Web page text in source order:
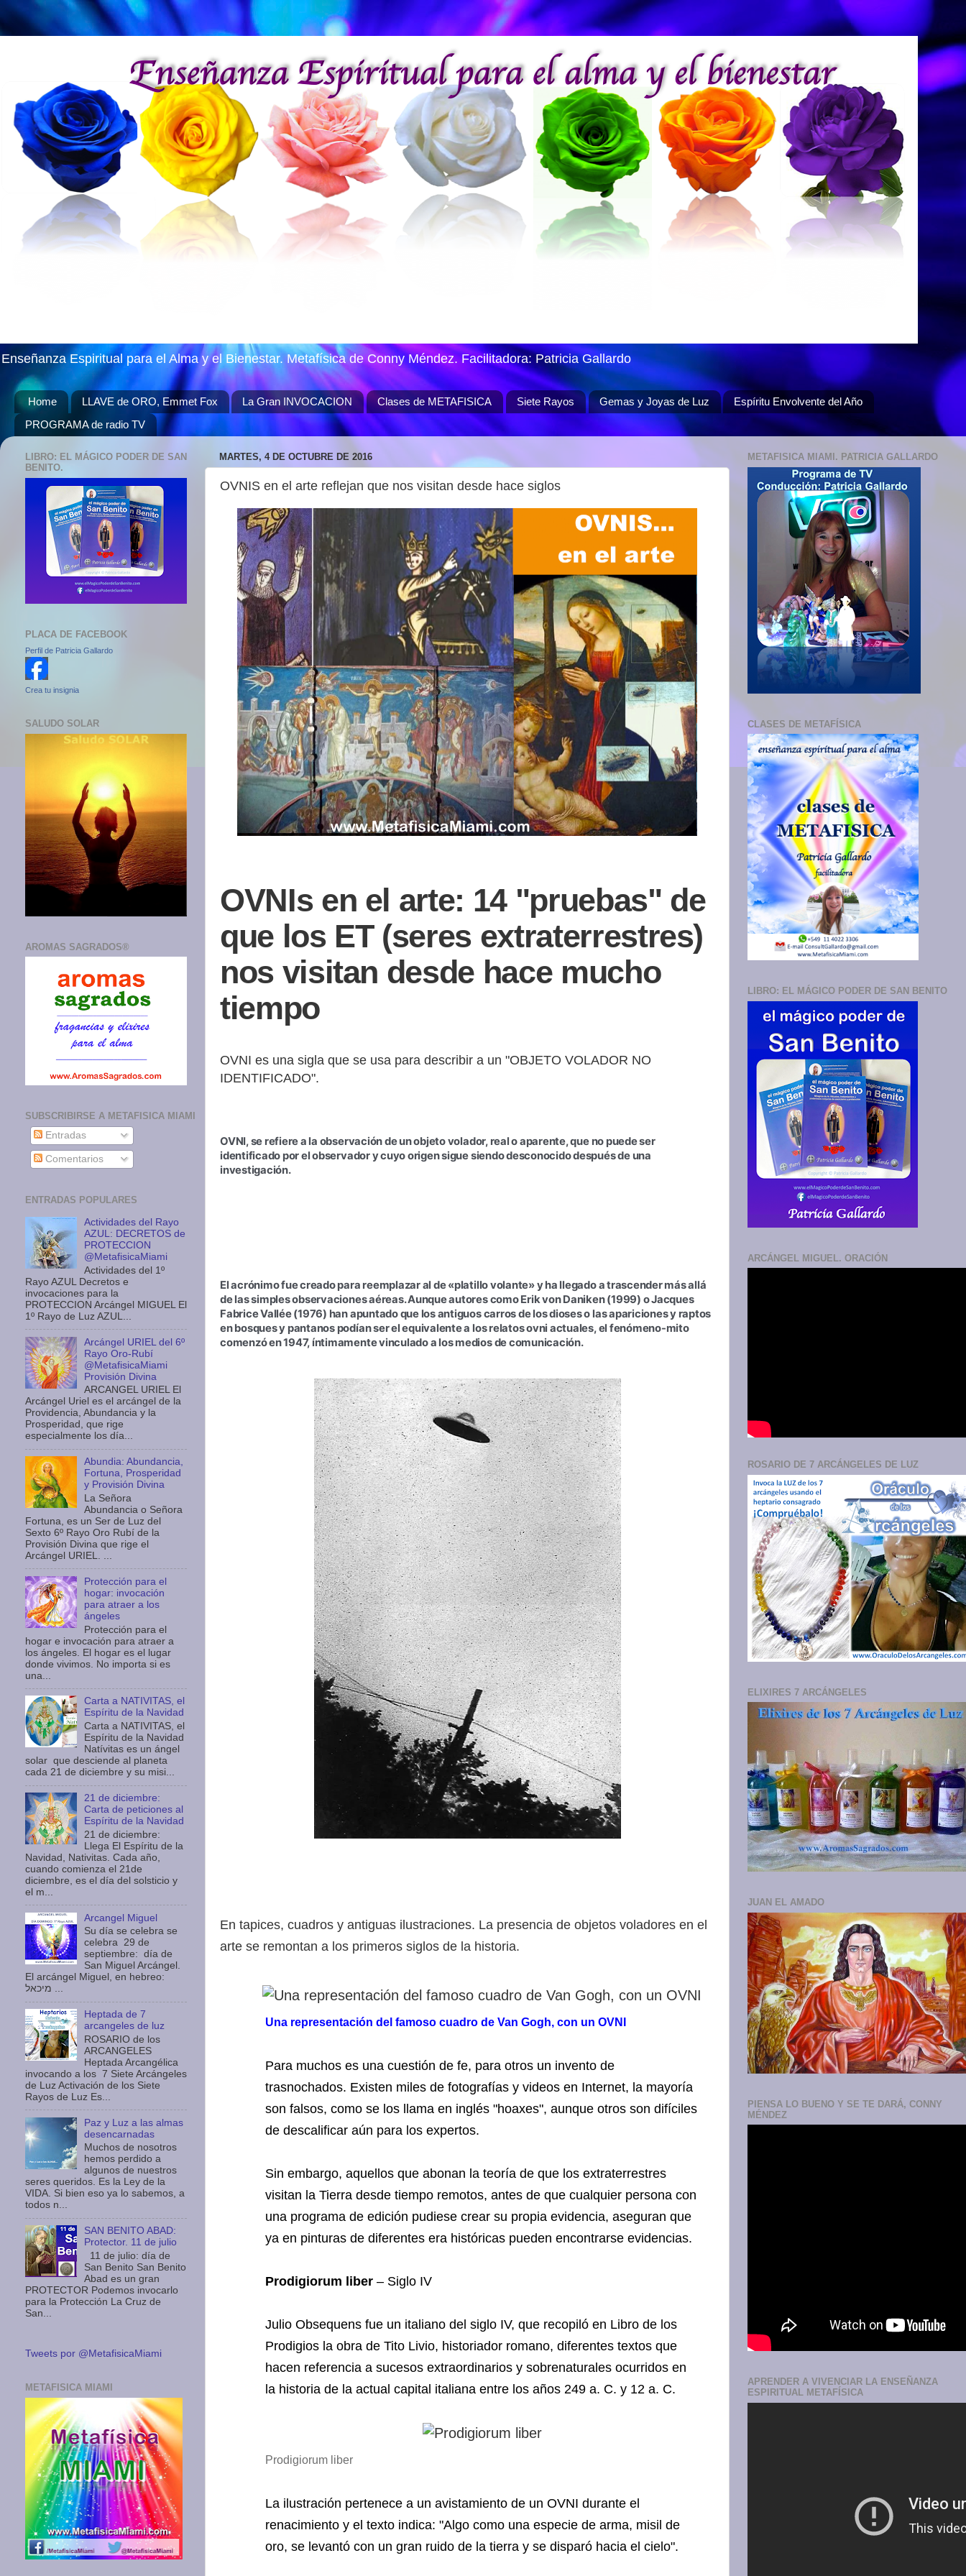
Enseñanza Espiritual para el Alma y el Bienestar. Metafísica de Conny Méndez. Facilitadora: Patricia Gallardo
Home LLAVE de ORO, Emmet Fox La Gran INVOCACION Clases de METAFISICA Siete Rayos Gemas y Joyas de Luz
Espíritu Envolvente del Año
PROGRAMA de radio TV
MARTES, 4 DE OCTUBRE DE 2016
OVNIS en el arte reflejan que nos visitan desde hace siglos
OVNIs en el arte: 14 "pruebas" de
que los ET (seres extraterrestres)
nos visitan desde hace mucho
tiempo
OVNI es una sigla que se usa para describir a un "OBJETO VOLADOR NO
IDENTIFICADO".
OVNI, se refiere a la observación de un objeto volador, real o aparente, que no puede ser
identificado por el observador y cuyo origen sigue siendo desconocido después de una
investigación.
El acrónimo fue creado para reemplazar al de «platillo volante» y ha llegado a trascender más allá
de las simples observaciones aéreas. Aunque autores como Erik von Daniken (1999) o Jacques
Fabrice Vallée (1976) han apuntado que los antiguos carros de los dioses o las apariciones y raptos
en bosques y pantanos podían ser el equivalente a los relatos ovni actuales, el fenómeno-mito
comenzó en 1947, íntimamente vinculado a los medios de comunicación.
En tapices, cuadros y antiguas ilustraciones. La presencia de objetos voladores en el
arte se remontan a los primeros siglos de la historia.
Una representación del famoso cuadro de Van Gogh, con un OVNI
Para muchos es una cuestión de fe, para otros un invento de
trasnochados. Existen miles de fotografías y videos en Internet, la mayoría
son falsos, como se los llama en inglés "hoaxes", aunque otros son difíciles
de descalificar aún para los expertos.
Sin embargo, aquellos que abonan la teoría de que los extraterrestres
visitan la Tierra desde tiempo remotos, antes de que cualquier persona con
una programa de edición pudiese crear su propia evidencia, aseguran que
ya en pinturas de diferentes era históricas pueden encontrarse evidencias.
Prodigiorum liber – Siglo IV
Julio Obsequens fue un italiano del siglo IV, que recopiló en Libro de los
Prodigios la obra de Tito Livio, historiador romano, diferentes textos que
hacen referencia a sucesos extraordinarios y sobrenaturales ocurridos en
la historia de la actual capital italiana entre los años 249 a. C. y 12 a. C.
Prodigiorum liber
La ilustración pertenece a un avistamiento de un OVNI durante el
renacimiento y el texto indica: "Algo como una especie de arma, misil de
oro, se levantó con un gran ruido de la tierra y se disparó hacia el cielo".
LIBRO: EL MÁGICO PODER DE SAN
BENITO.
PLACA DE FACEBOOK
Perfil de Patricia Gallardo
Crea tu insignia
SALUDO SOLAR
AROMAS SAGRADOS®
SUBSCRIBIRSE A METAFISICA MIAMI
Entradas
Comentarios
ENTRADAS POPULARES
Actividades del Rayo
AZUL: DECRETOS de
PROTECCION
@MetafisicaMiami
Actividades del 1º
Rayo AZUL Decretos e
invocaciones para la
PROTECCION Arcángel MIGUEL El
1º Rayo de Luz AZUL...
Arcángel URIEL del 6º
Rayo Oro-Rubí
@MetafisicaMiami
Provisión Divina
ARCANGEL URIEL El
Arcángel Uriel es el arcángel de la
Providencia, Abundancia y la
Prosperidad, que rige
especialmente los día...
Abundia: Abundancia,
Fortuna, Prosperidad
y Provisión Divina
La Señora
Abundancia o Señora
Fortuna, es un Ser de Luz del
Sexto 6º Rayo Oro Rubí de la
Provisión Divina que rige el
Arcángel URIEL. ...
Protección para el
hogar: invocación
para atraer a los
ángeles
Protección para el
hogar e invocación para atraer a
los ángeles. El hogar es el lugar
donde vivimos. No importa si es
una...
Carta a NATIVITAS, el
Espíritu de la Navidad
Carta a NATIVITAS, el
Espíritu de la Navidad
Natívitas es un ángel
solar que desciende al planeta
cada 21 de diciembre y su misi...
21 de diciembre:
Carta de peticiones al
Espíritu de la Navidad
21 de diciembre:
Llega El Espíritu de la
Navidad, Nativitas. Cada año,
cuando comienza el 21de
diciembre, es el día del solsticio y
el m...
Arcangel Miguel
Su día se celebra se
celebra 29 de
septiembre: día de
San Miguel Arcángel.
El arcángel Miguel, en hebreo:
מיכאל ...
Heptada de 7
arcangeles de luz
ROSARIO de los
ARCANGELES
Heptada Arcangélica
invocando a los 7 Siete Arcángeles
de Luz Activación de los Siete
Rayos de Luz Es...
Paz y Luz a las almas
desencarnadas
Muchos de nosotros
hemos perdido a
algunos de nuestros
seres queridos. Es la Ley de la
VIDA. Si bien eso ya lo sabemos, a
todos n...
SAN BENITO ABAD:
Protector. 11 de julio
11 de julio: día de
San Benito San Benito
Abad es un gran
PROTECTOR Podemos invocarlo
para la Protección La Cruz de
San...
Tweets por @MetafisicaMiami
METAFISICA MIAMI
METAFISICA MIAMI. PATRICIA GALLARDO
CLASES DE METAFÍSICA
LIBRO: EL MÁGICO PODER DE SAN BENITO
ARCÁNGEL MIGUEL. ORACIÓN
ROSARIO DE 7 ARCÁNGELES DE LUZ
ELIXIRES 7 ARCÁNGELES
JUAN EL AMADO
PIENSA LO BUENO Y SE TE DARÁ, CONNY
MÉNDEZ
APRENDER A VIVENCIAR LA ENSEÑANZA
ESPIRITUAL METAFÍSICA